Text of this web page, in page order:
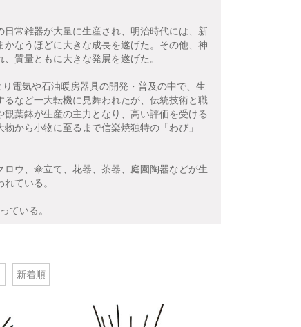
常雑器が大量に生産され、明治時代には、新
なうほどに大きな成長を遂げた。その他、神
質量ともに大きな発展を遂げた。
電気や石油暖房器具の開発・普及の中で、生
など一大転機に見舞われたが、伝統技術と職
葉鉢が生産の主力となり、高い評価を受ける
から小物に至るまで信楽焼独特の「わび」
ウ、傘立て、花器、茶器、庭園陶器などが生
ている。
ている。
新着順